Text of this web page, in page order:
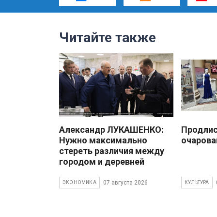
Читайте также
Александр ЛУКАШЕНКО:
Нужно максимально
стереть различия между
городом и деревней
ЭКОНОМИКА 07 августа 2026 КУЛЬТУРА